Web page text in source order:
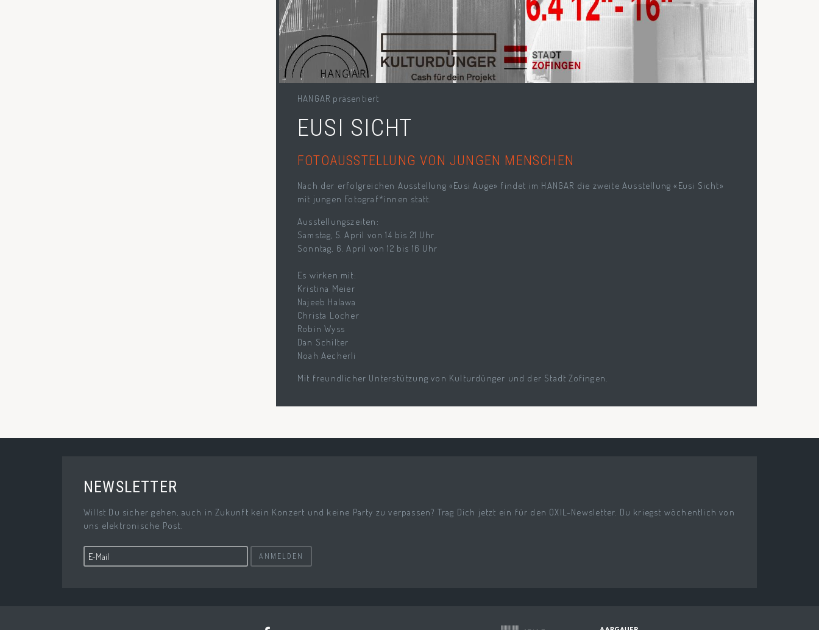
HANGAR präsentiert
EUSI SICHT
FOTOAUSSTELLUNG VON JUNGEN MENSCHEN
Nach der erfolgreichen Ausstellung «Eusi Auge» findet im HANGAR die zweite Ausstellung «Eusi Sicht»
mit jungen Fotograf*innen statt.
Ausstellungszeiten:
Samstag, 5. April von 14 bis 21 Uhr
Sonntag, 6. April von 12 bis 16 Uhr
Es wirken mit:
Kristina Meier
Najeeb Halawa
Christa Locher
Robin Wyss
Dan Schilter
Noah Aecherli
Mit freundlicher Unterstützung von Kulturdünger und der Stadt Zofingen.
NEWSLETTER
Willst Du sicher gehen, auch in Zukunft kein Konzert und keine Party zu verpassen? Trag Dich jetzt ein für den OXIL-Newsletter. Du kriegst wöchentlich von
uns elektronische Post.
ANMELDEN